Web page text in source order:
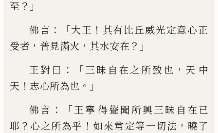
至 ？」
佛言 ：「大王 ！ 其有比丘威光定意心正
受者 ， 普見滿火 ， 其水安在 ？」
王對曰 ：「三昧自在之所致也 ， 天中
天 ！ 志心所為也 。」
佛言 ：「王寧 得聲聞所興三昧自在已
耶 ？ 心之所為乎 ！ 如來常定等一切法 ， 曉了